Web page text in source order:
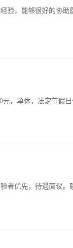
验，能够很好的协
，单休，法定节假日
者优先，待遇面议。